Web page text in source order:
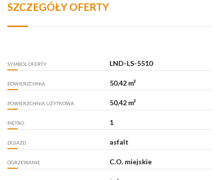
SZCZEGÓŁY OFERTY
SYMBOL OFERTY LND-LS-5510
POWIERZCHNIA 50,42 m²
POWIERZCHNIA UŻYTKOWA 50,42 m²
PIĘTRO 1
DOJAZD asfalt
OGRZEWANIE C.O. miejskie